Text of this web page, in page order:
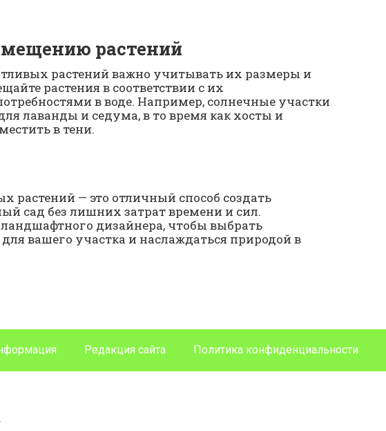
растений
растений важно учитывать их размеры и
растения в соответствии с их
в воде. Например, солнечные участки
лаванды и седума, в то время как хосты и
в тени.
растений — это отличный способ создать
сад без лишних затрат времени и сил.
дизайнера, чтобы выбрать
вашего участка и наслаждаться природой в
Редакция сайта Политика конфиденциальности